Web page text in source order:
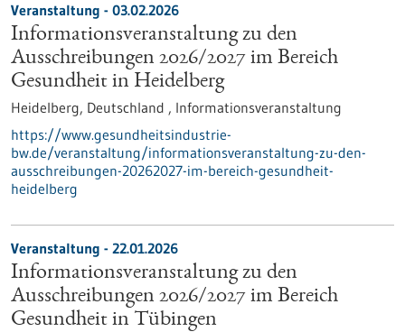
Veranstaltung - 03.02.2026
Informationsveranstaltung zu den
Ausschreibungen 2026/2027 im Bereich
Gesundheit in Heidelberg
Heidelberg, Deutschland , Informationsveranstaltung
https://www.gesundheitsindustrie-
bw.de/veranstaltung/informationsveranstaltung-zu-den-
ausschreibungen-20262027-im-bereich-gesundheit-
heidelberg
Veranstaltung - 22.01.2026
Informationsveranstaltung zu den
Ausschreibungen 2026/2027 im Bereich
Gesundheit in Tübingen